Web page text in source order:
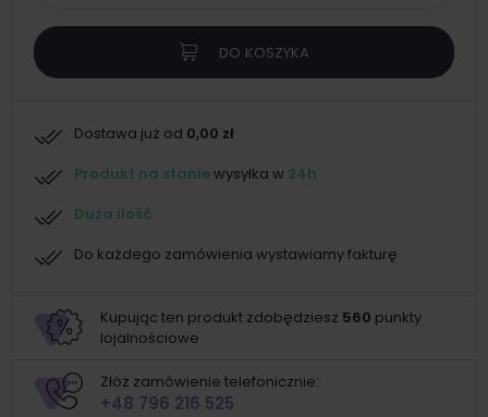
DO KOSZYKA
Dostawa już od 0,00 zł
Produkt na staniewysyłka w 24h
Duża ilość
Do każdego zamówienia wystawiamy fakturę
Kupując ten produkt zdobędziesz 560 punkty
lojalnościowe
Złóż zamówienie telefonicznie:
+48 796 216 525